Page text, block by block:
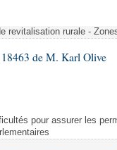
revitalisation rurale -
de M. Karl Olive
pour assurer les